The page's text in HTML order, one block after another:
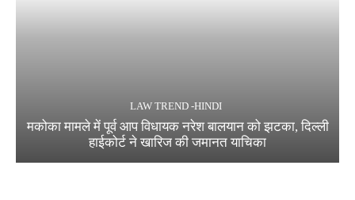
LAW TREND -HINDI
मकोका मामले में पूर्व आप विधायक नरेश बालयान को झटका, दिल्ली
हाईकोर्ट ने खारिज की जमानत याचिका